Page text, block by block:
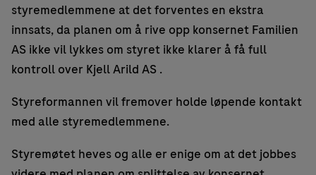
styremedlemmene at det forventes en ekstra
innsats, da planen om å rive opp konsernet Familien
AS ikke vil lykkes om styret ikke klarer å få full
kontroll over Kjell Arild AS .
Styreformannen vil fremover holde løpende kontakt
med alle styremedlemmene.
Styremøtet heves og alle er enige om at det jobbes